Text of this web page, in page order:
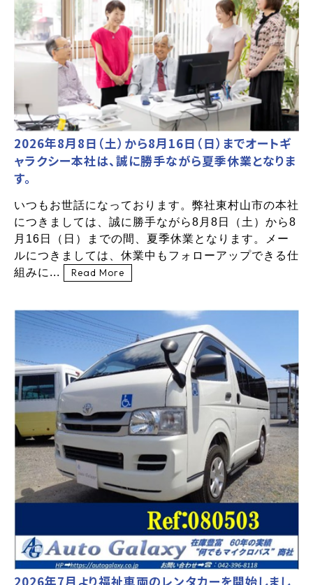
2026年8月8日（土）から8月16日（日）までオートギ
ャラクシー本社は、誠に勝手ながら夏季休業となりま
す。
いつもお世話になっております。弊社東村山市の本社
につきましては、誠に勝手ながら8月8日（土）から8
月16日（日）までの間、夏季休業となります。メー
ルにつきましては、休業中もフォローアップできる仕
組みに...
Read More
2026年7月より福祉車両のレンタカーを開始しまし